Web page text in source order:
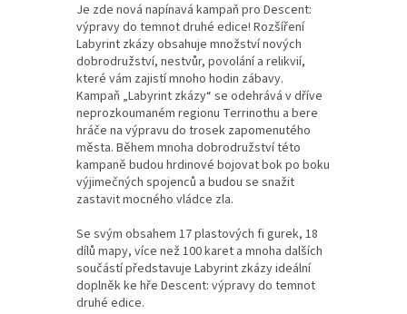
Je zde nová napínavá kampaň pro Descent:
výpravy do temnot druhé edice! Rozšíření
Labyrint zkázy obsahuje množství nových
dobrodružství, nestvůr, povolání a relikvií,
které vám zajistí mnoho hodin zábavy.
Kampaň „Labyrint zkázy“ se odehrává v dříve
neprozkoumaném regionu Terrinothu a bere
hráče na výpravu do trosek zapomenutého
města. Během mnoha dobrodružství této
kampaně budou hrdinové bojovat bok po boku
výjimečných spojenců a budou se snažit
zastavit mocného vládce zla.
Se svým obsahem 17 plastových fi gurek, 18
dílů mapy, více než 100 karet a mnoha dalších
součástí představuje Labyrint zkázy ideální
doplněk ke hře Descent: výpravy do temnot
druhé edice.